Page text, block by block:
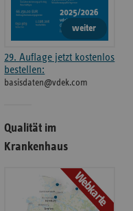
weiter
29. Auflage jetzt kostenlos
bestellen:
basisdaten@vdek.com
Qualität im
Krankenhaus
Webkarte